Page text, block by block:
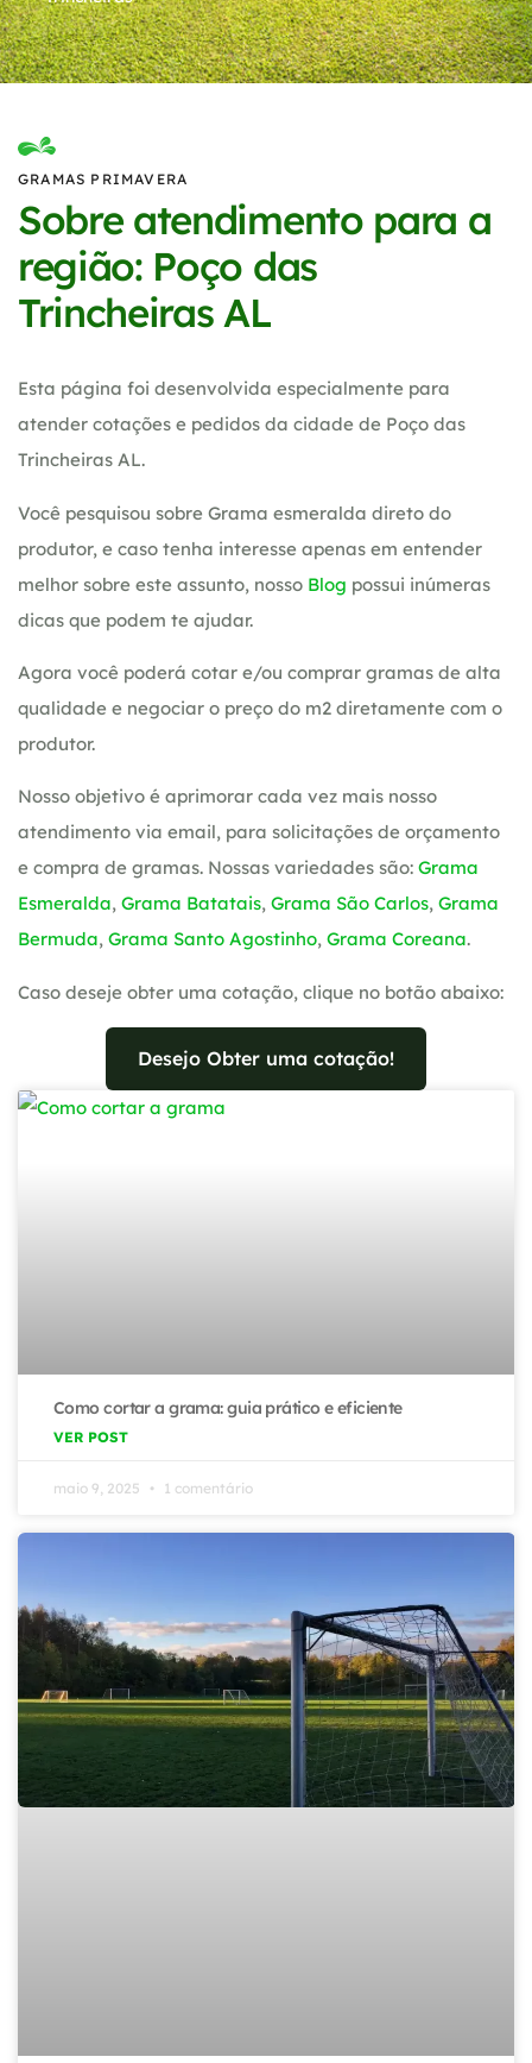
GRAMAS PRIMAVERA
Sobre atendimento para a
região: Poço das
Trincheiras AL
Esta página foi desenvolvida especialmente para
atender cotações e pedidos da cidade de Poço das
Trincheiras AL.
Você pesquisou sobre Grama esmeralda direto do
produtor, e caso tenha interesse apenas em entender
melhor sobre este assunto, nosso Blog possui inúmeras
dicas que podem te ajudar.
Agora você poderá cotar e/ou comprar gramas de alta
qualidade e negociar o preço do m2 diretamente com o
produtor.
Nosso objetivo é aprimorar cada vez mais nosso
atendimento via email, para solicitações de orçamento
e compra de gramas. Nossas variedades são: Grama
Esmeralda, Grama Batatais, Grama São Carlos, Grama
Bermuda, Grama Santo Agostinho, Grama Coreana.
Caso deseje obter uma cotação, clique no botão abaixo:
Desejo Obter uma cotação!
Como cortar a grama: guia prático e eficiente
VER POST
maio 9, 2025 1 comentário